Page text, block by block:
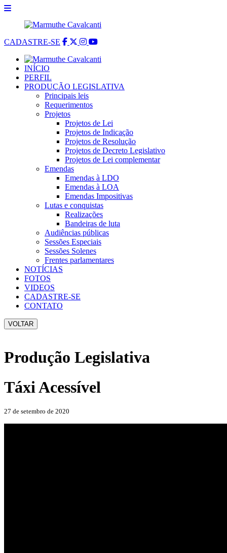
CADASTRE-SE
INÍCIO
PERFIL
PRODUÇÃO LEGISLATIVA
Principais leis
Requerimentos
Projetos
Projetos de Lei
Projetos de Indicação
Projetos de Resolução
Projetos de Decreto Legislativo
Projetos de Lei complementar
Emendas
Emendas à LDO
Emendas à LOA
Emendas Impositivas
Lutas e conquistas
Realizações
Bandeiras de luta
Audiências públicas
Sessões Especiais
Sessões Solenes
Frentes parlamentares
NOTÍCIAS
FOTOS
VIDEOS
CADASTRE-SE
CONTATO
VOLTAR
Produção Legislativa
Táxi Acessível
27 de setembro de 2020